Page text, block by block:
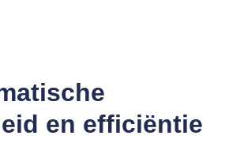
en efficiëntie